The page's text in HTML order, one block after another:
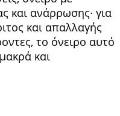
και ανάρρωσης∙ για
και απαλλαγής
το όνειρο αυτό
και